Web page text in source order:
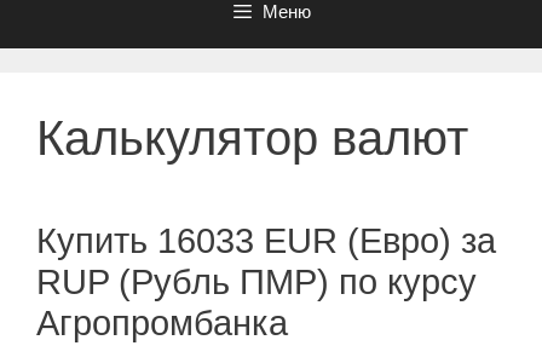
Меню
Калькулятор валют
Купить 16033 EUR (Евро) за
RUP (Рубль ПМР) по курсу
Агропромбанка